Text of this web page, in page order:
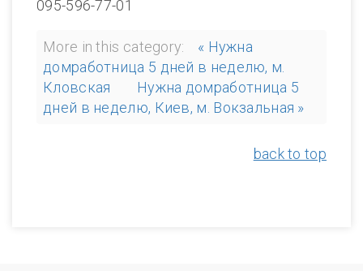
095-596-77-01
More in this category:
« Нужна
домработница 5 дней в неделю, м.
Кловская
Нужна домработница 5
дней в неделю, Киев, м. Вокзальная »
back to top